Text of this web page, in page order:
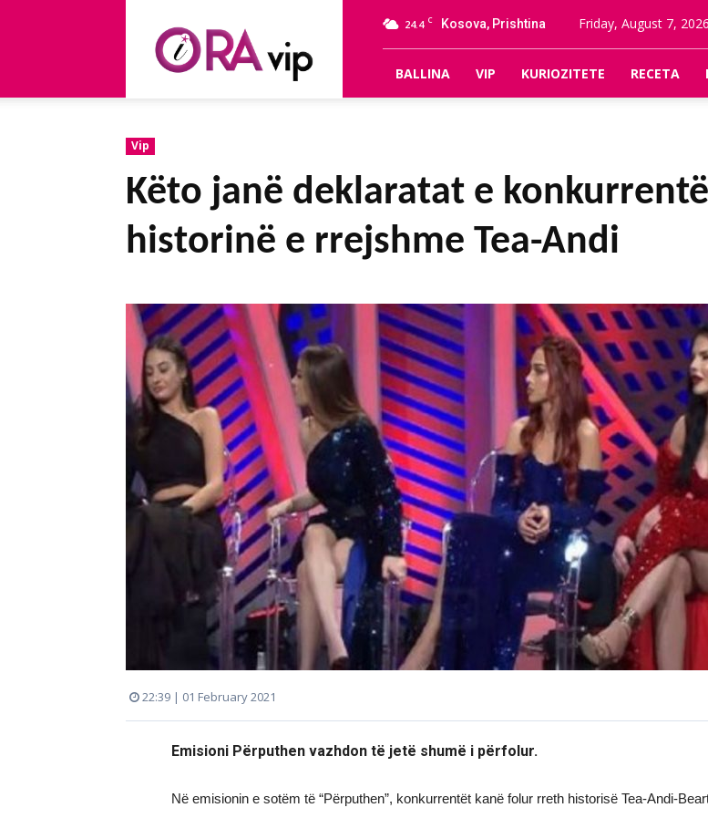
24.4 C Kosova, Prishtina Friday, August 7, 2026
BALLINA VIP KURIOZITETE RECETA
Vip
Këto janë deklaratat e
historinë e rrejshme Tea-Andi
22:39 | 01 February 2021
Emisioni Përputhen vazhdon të jetë shumë i përfolur.
Në emisionin e sotëm të “Përputhen”, konkurrentët kanë folur rreth historisë Tea-Andi-